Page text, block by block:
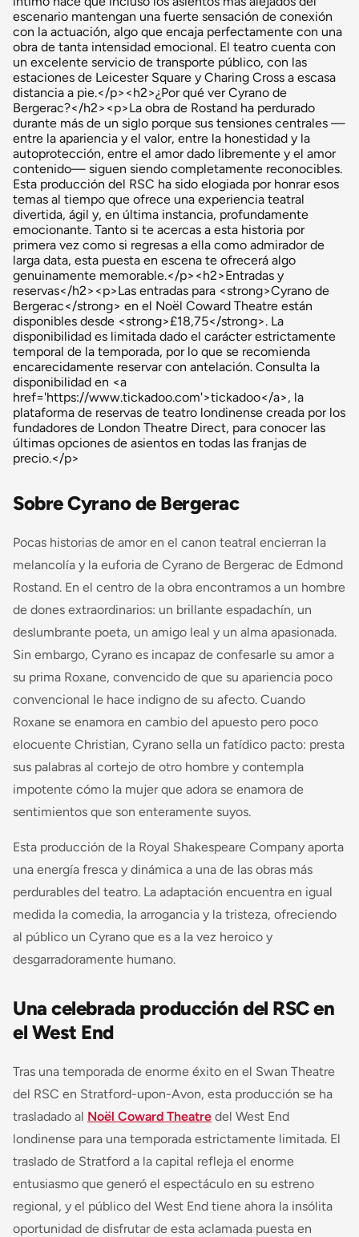
escenario mantengan una fuerte sensación de conexión
con la actuación, algo que encaja perfectamente con una
obra de tanta intensidad emocional. El teatro cuenta con
un excelente servicio de transporte público, con las
estaciones de Leicester Square y Charing Cross a escasa
distancia a pie.</p><h2>¿Por qué ver Cyrano de
Bergerac?</h2><p>La obra de Rostand ha perdurado
durante más de un siglo porque sus tensiones centrales —
entre la apariencia y el valor, entre la honestidad y la
autoprotección, entre el amor dado libremente y el amor
contenido— siguen siendo completamente reconocibles.
Esta producción del RSC ha sido elogiada por honrar esos
temas al tiempo que ofrece una experiencia teatral
divertida, ágil y, en última instancia, profundamente
emocionante. Tanto si te acercas a esta historia por
primera vez como si regresas a ella como admirador de
larga data, esta puesta en escena te ofrecerá algo
genuinamente memorable.</p><h2>Entradas y
reservas</h2><p>Las entradas para <strong>Cyrano de
Bergerac</strong> en el Noël Coward Theatre están
disponibles desde <strong>£18,75</strong>. La
disponibilidad es limitada dado el carácter estrictamente
temporal de la temporada, por lo que se recomienda
encarecidamente reservar con antelación. Consulta la
disponibilidad en <a
href='https://www.tickadoo.com'>tickadoo</a>, la
plataforma de reservas de teatro londinense creada por los
fundadores de London Theatre Direct, para conocer las
últimas opciones de asientos en todas las franjas de
precio.</p>
Sobre Cyrano de Bergerac
Pocas historias de amor en el canon teatral encierran la
melancolía y la euforia de Cyrano de Bergerac de Edmond
Rostand. En el centro de la obra encontramos a un hombre
de dones extraordinarios: un brillante espadachín, un
deslumbrante poeta, un amigo leal y un alma apasionada.
Sin embargo, Cyrano es incapaz de confesarle su amor a
su prima Roxane, convencido de que su apariencia poco
convencional le hace indigno de su afecto. Cuando
Roxane se enamora en cambio del apuesto pero poco
elocuente Christian, Cyrano sella un fatídico pacto: presta
sus palabras al cortejo de otro hombre y contempla
impotente cómo la mujer que adora se enamora de
sentimientos que son enteramente suyos.
Esta producción de la Royal Shakespeare Company aporta
una energía fresca y dinámica a una de las obras más
perdurables del teatro. La adaptación encuentra en igual
medida la comedia, la arrogancia y la tristeza, ofreciendo
al público un Cyrano que es a la vez heroico y
desgarradoramente humano.
Una celebrada producción del RSC en
el West End
Tras una temporada de enorme éxito en el Swan Theatre
del RSC en Stratford-upon-Avon, esta producción se ha
trasladado al Noël Coward Theatre del West End
londinense para una temporada estrictamente limitada. El
traslado de Stratford a la capital refleja el enorme
entusiasmo que generó el espectáculo en su estreno
regional, y el público del West End tiene ahora la insólita
oportunidad de disfrutar de esta aclamada puesta en